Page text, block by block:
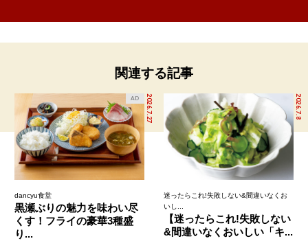
関連する記事
2026.7.27
AD
dancyu食堂
黒瀬ぶりの魅力を味わい尽
くす！フライの豪華3種盛
り...
2026.7.8
迷ったらこれ!失敗しない&間違いなくお
いし...
【迷ったらこれ!失敗しない
&間違いなくおいしい「キ...